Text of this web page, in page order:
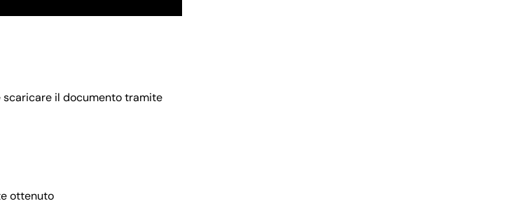
&& $7) || ($0 && $1 && $2 && $3 && $4 && $5 && $6)",
scaricare il documento tramite
ottenuto